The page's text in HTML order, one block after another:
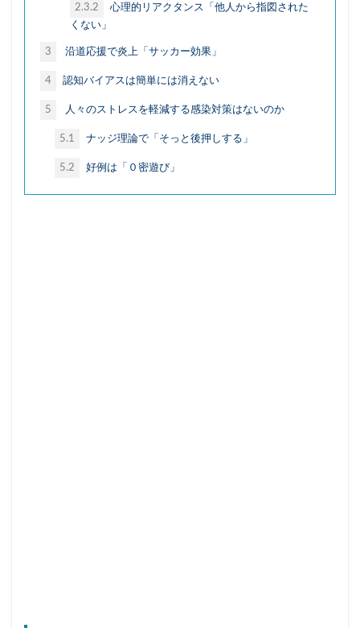
2.3.2
心理的リアクタンス「他人から指図された
くない」
3 沿道応援で炎上「サッカー効果」
4 認知バイアスは簡単には消えない
5 人々のストレスを軽減する感染対策はないのか
5.1 ナッジ理論で「そっと後押しする」
5.2 好例は「０密遊び」
輸出企業
運動 野暮 金融教育
銀座コージーコーナー 銀行店舗
検索